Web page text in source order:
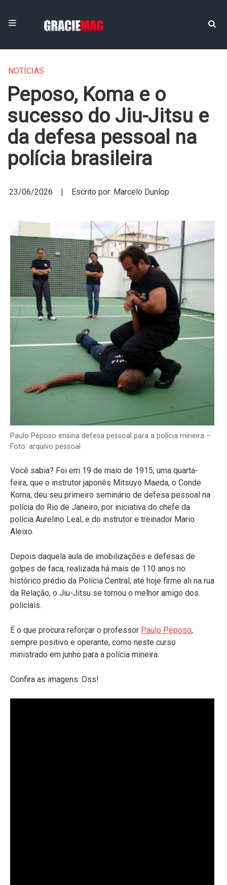
NOTÍCIAS
Peposo, Koma e o
sucesso do Jiu-Jitsu e
da defesa pessoal na
polícia brasileira
23/06/2026 | Escrito por: Marcelo Dunlop
Paulo Peposo ensina defesa pessoal para a polícia mineira –
Foto: arquivo pessoal
Você sabia? Foi em 19 de maio de 1915, uma quarta-
feira, que o instrutor japonês Mitsuyo Maeda, o Conde
Koma, deu seu primeiro seminário de defesa pessoal na
polícia do Rio de Janeiro, por iniciativa do chefe da
polícia Aurelino Leal, e do instrutor e treinador Mario
Aleixo.
Depois daquela aula de imobilizações e defesas de
golpes de faca, realizada há mais de 110 anos no
histórico prédio da Polícia Central, até hoje firme ali na rua
da Relação, o Jiu-Jitsu se tornou o melhor amigo dos
policiais.
É o que procura reforçar o professor Paulo Peposo,
sempre positivo e operante, como neste curso
ministrado em junho para a polícia mineira.
Confira as imagens. Oss!